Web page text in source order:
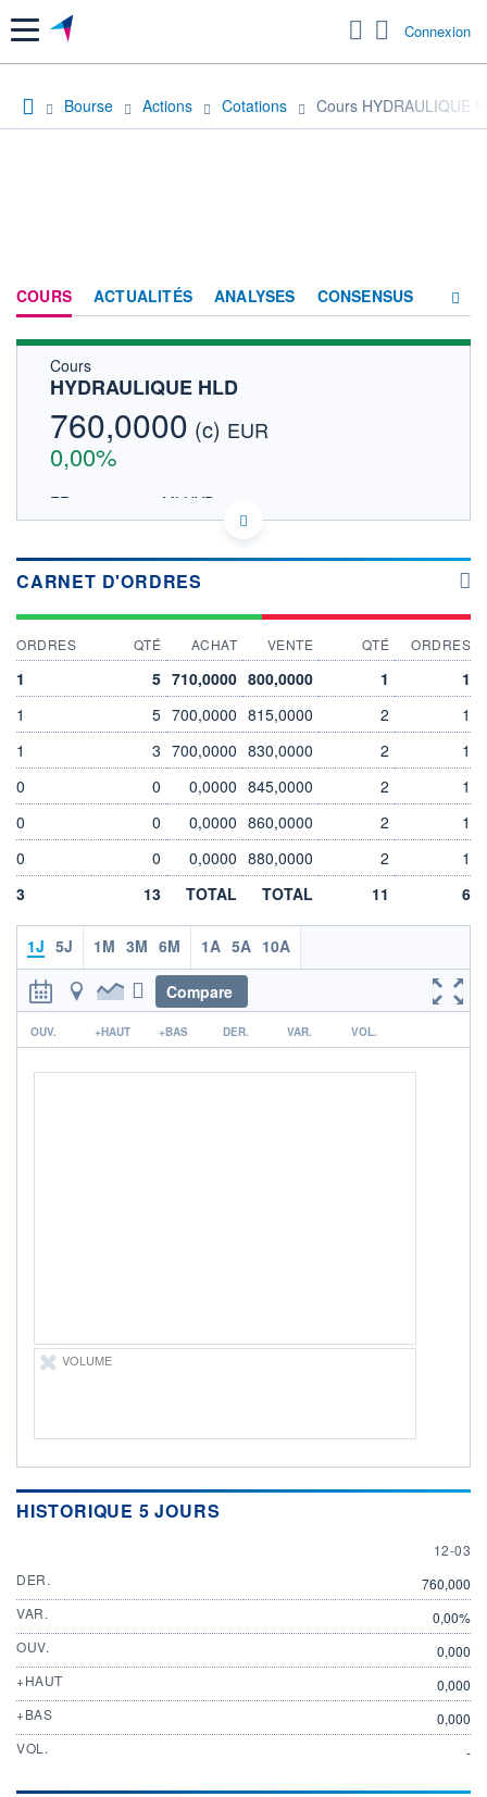
Menu Connexion
Bourse Actions Cotations Cours HYDRAULIQUE
COURS ACTUALITÉS ANALYSES CONSENSUS
Cours
HYDRAULIQUE HLD
760,0000 (c) EUR
0,00%
FR0000064735 MLHYD
EURONEXT PARIS DONNÉES TEMPS RÉEL
SECTEUR
Véhicules commerciaux et
camions
CLÔTURE VEILLE
760,0000
+ HAUT + BAS
0,0000
0
CAPITAL ÉCHANGÉ
0,00%
VALORISATION
53 MEUR
DERNIER ÉCHANGE
12.03.26 / 17:23:22
LIMITE À LA LIMITE À LA
HAUSSE
RENDEMENT
ESTIMÉ 2026
-
PER ESTIMÉ
2026
-
DERNIER
105,00 EUR (17/06/20)
DATE
DIVIDENDE
17/06/20
CARNET D'ORDRES
ORDRES QTÉ ACHAT VENTE QTÉ ORDRES
1 5 710,0000 800,0000 1
1
1
5 700,0000 815,0000 2
1
1
3 700,0000 830,0000 2
1
0
0 0,0000 845,0000 2
1
0
0 0,0000 860,0000 2
1
0
0 0,0000 880,0000 2
1
3
13 TOTAL TOTAL 11 6
1J 5J 1M 3M 6M 1A 5A 10A
Compare
r
OUV. +HAUT +BAS DER. VAR. VOL.
VOLUME
HISTORIQUE 5 JOURS
12
12-03
DER.
760,000
VAR.
0,00%
OUV.
0,000
+HAUT
0,000
+BAS
0,000
VOL.
-